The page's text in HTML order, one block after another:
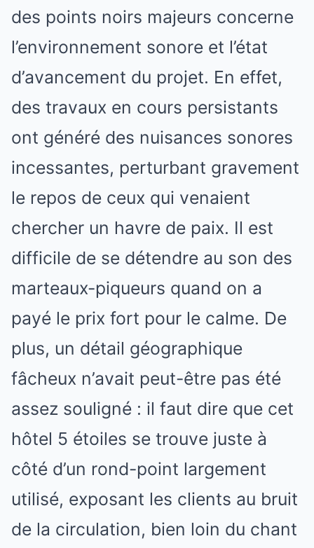
des points noirs majeurs concerne
l’environnement sonore et l’état
d’avancement du projet. En effet,
des travaux en cours persistants
ont généré des nuisances sonores
incessantes, perturbant gravement
le repos de ceux qui venaient
chercher un havre de paix. Il est
difficile de se détendre au son des
marteaux-piqueurs quand on a
payé le prix fort pour le calme. De
plus, un détail géographique
fâcheux n’avait peut-être pas été
assez souligné : il faut dire que cet
hôtel 5 étoiles se trouve juste à
côté d’un rond-point largement
utilisé, exposant les clients au bruit
de la circulation, bien loin du chant